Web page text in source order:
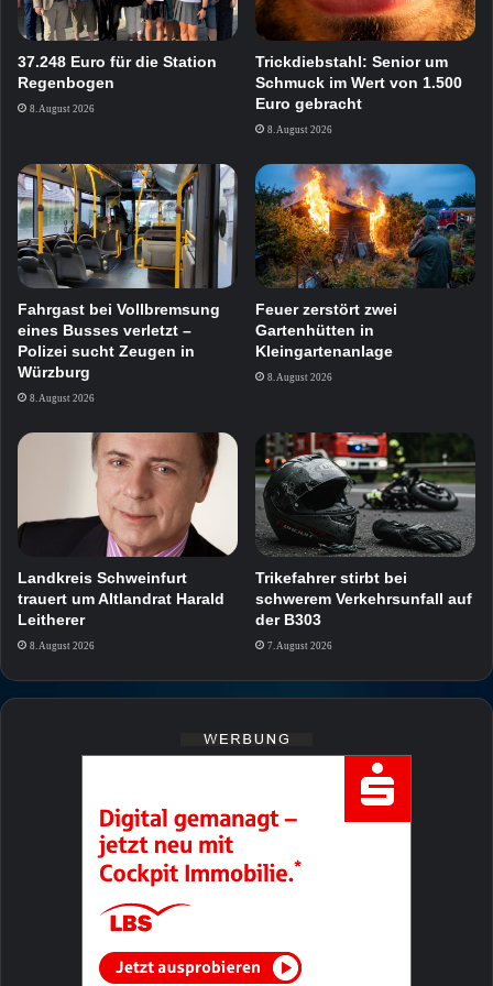
37.248 Euro für die Station
Regenbogen
8. August 2026
Trickdiebstahl: Senior um
Schmuck im Wert von 1.500
Euro gebracht
8. August 2026
Fahrgast bei Vollbremsung
eines Busses verletzt –
Polizei sucht Zeugen in
Würzburg
8. August 2026
Feuer zerstört zwei
Gartenhütten in
Kleingartenanlage
8. August 2026
Landkreis Schweinfurt
trauert um Altlandrat Harald
Leitherer
8. August 2026
Trikefahrer stirbt bei
schwerem Verkehrsunfall auf
der B303
7. August 2026